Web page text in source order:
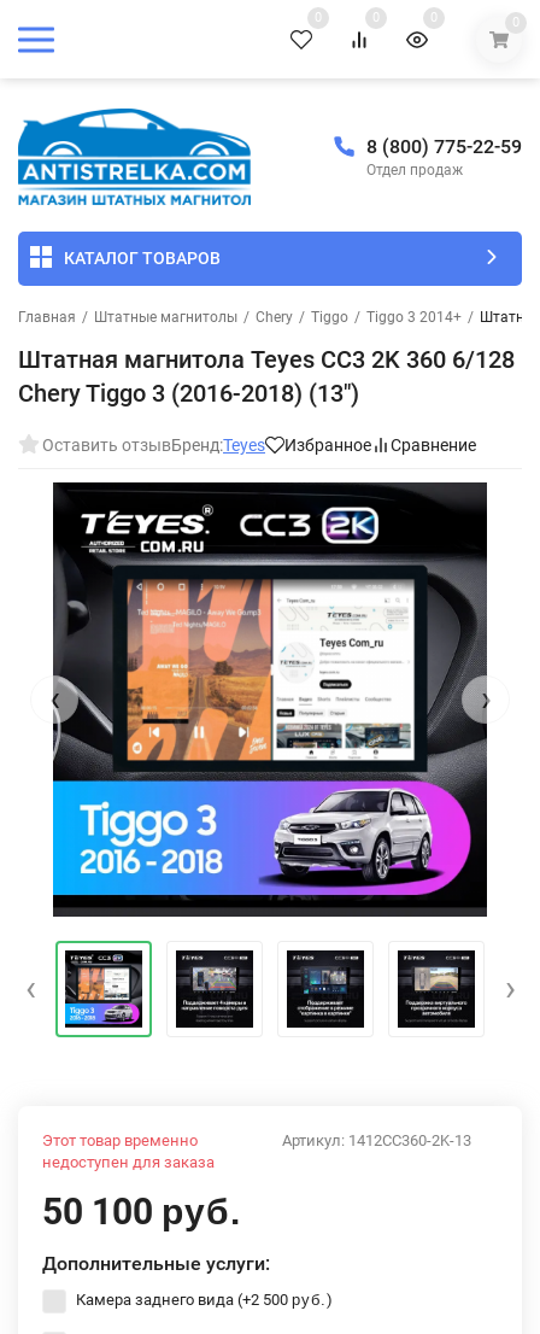
0 0 0 0
8 (800) 775-22-59
Отдел продаж
КАТАЛОГ ТОВАРОВ
Главная / Штатные магнитолы / Chery / Tiggo / Tiggo 3 2014+ /
Штатная магнитола Teyes CC3 2K 360 6/128
Chery Tiggo 3 (2016-2018) (13")
Оставить отзывБренд:Teyes Избранное Сравнение
‹ ›
‹ ›
Артикул: 1412CC360-2K-13
Этот товар временно
недоступен для заказа
50 100 руб.
Дополнительные услуги:
Камера заднего вида (+2 500 руб. )